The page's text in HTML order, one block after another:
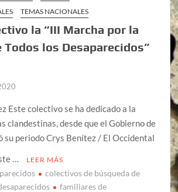
TEMAS NACIONALES
la “III Marcha por la
Todos los Desaparecidos”
Este colectivo se ha dedicado a la
clandestinas, desde que el Gobierno de
su periodo Crys Benítez / El Occidental
…
LEER MÁS
colectivos de búsqueda de
familiares de